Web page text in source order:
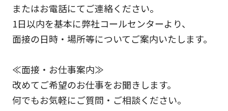
またはお電話にてご連絡ください。
1日以内を基本に弊社コールセンターより、
面接の日時・場所等についてご案内いたします。
≪面接・お仕事案内≫
改めてご希望のお仕事をお聞きします。
何でもお気軽にご質問・ご相談ください。